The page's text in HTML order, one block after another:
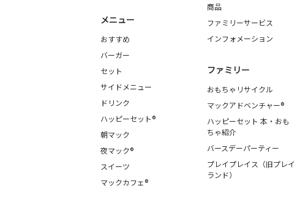
メニュー
おすすめ
バーガー
セット
サイドメニュー
ドリンク
ハッピーセット®
朝マック
夜マック®
スイーツ
マックカフェ®
商品
ファミリーサービス
インフォメーション
ファミリー
おもちゃリサイクル
マックアドベンチャー®
ハッピーセット 本・おも
ちゃ紹介
バースデーパーティー
プレイプレイス（旧プレイ
ランド）